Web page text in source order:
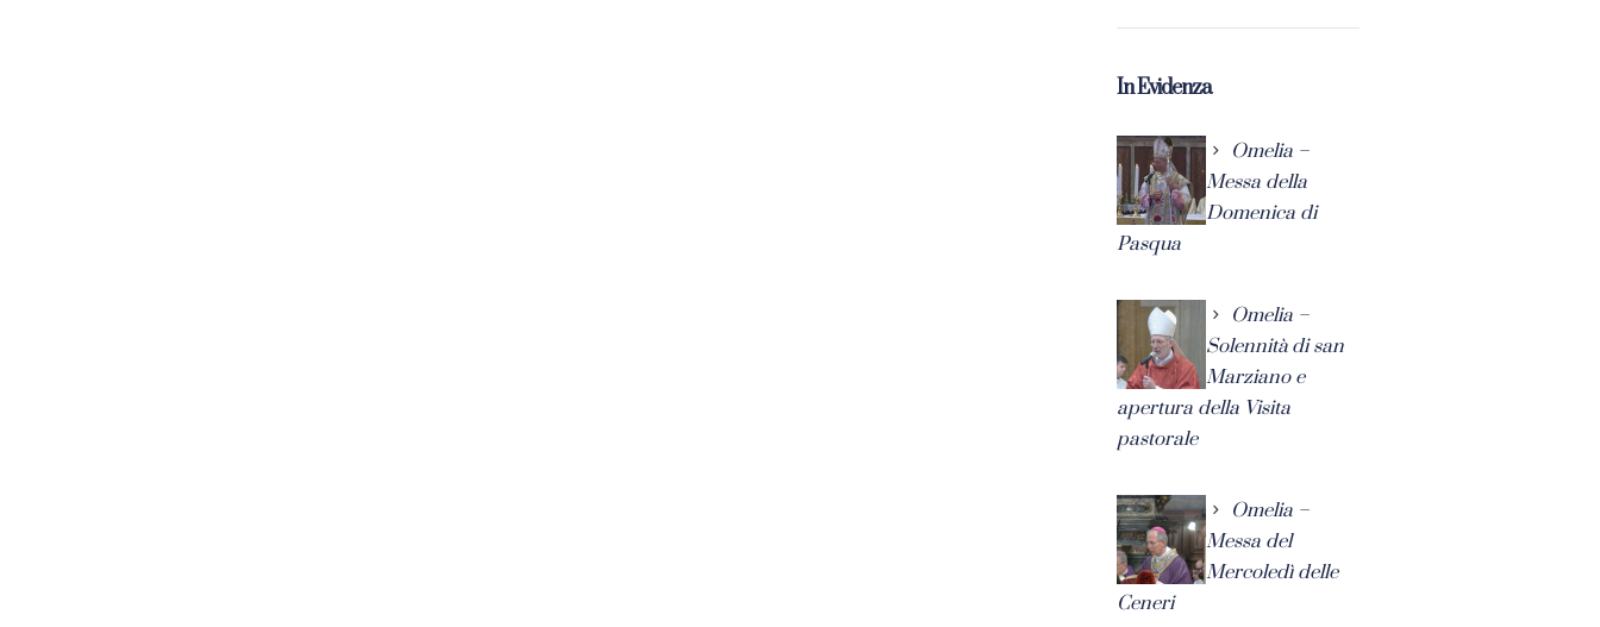
In Evidenza
Omelia –
Messa della
Domenica di
Pasqua
Omelia –
Solennità di san
Marziano e
apertura della Visita
pastorale
Omelia –
Messa del
Mercoledì delle
Ceneri